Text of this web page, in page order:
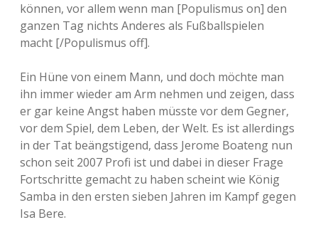
können, vor allem wenn man [Populismus on] den
ganzen Tag nichts Anderes als Fußballspielen
macht [/Populismus off].
Ein Hüne von einem Mann, und doch möchte man
ihn immer wieder am Arm nehmen und zeigen, dass
er gar keine Angst haben müsste vor dem Gegner,
vor dem Spiel, dem Leben, der Welt. Es ist allerdings
in der Tat beängstigend, dass Jerome Boateng nun
schon seit 2007 Profi ist und dabei in dieser Frage
Fortschritte gemacht zu haben scheint wie König
Samba in den ersten sieben Jahren im Kampf gegen
Isa Bere.